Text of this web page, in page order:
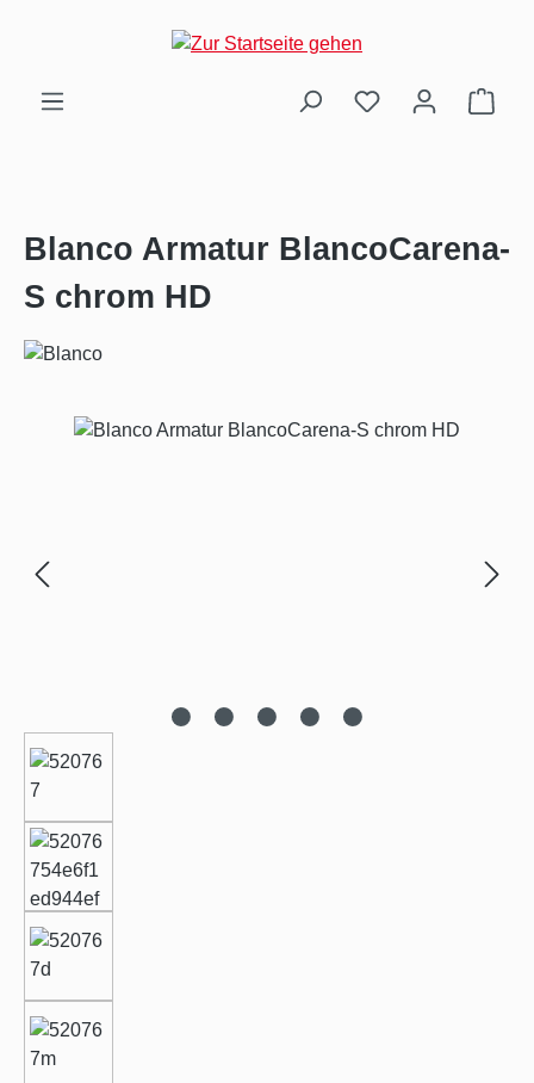
Zum Hauptinhalt springen
Blanco Armatur BlancoCarena-
S chrom HD
Bildergalerie überspringen